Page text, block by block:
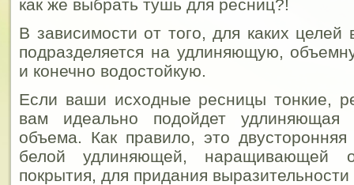
как же выбрать тушь для ресниц?!
В зависимости от того, для каких
подразделяется на удлиняющую,
и конечно водостойкую.
Если ваши исходные ресницы тонкие,
вам идеально подойдет
объема. Как правило, это
белой удлиняющей, наращивающей
покрытия, для придания